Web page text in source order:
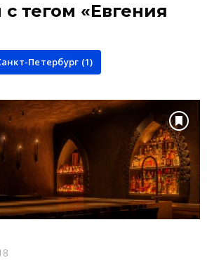
тегом «Евгения
Петербург (1)